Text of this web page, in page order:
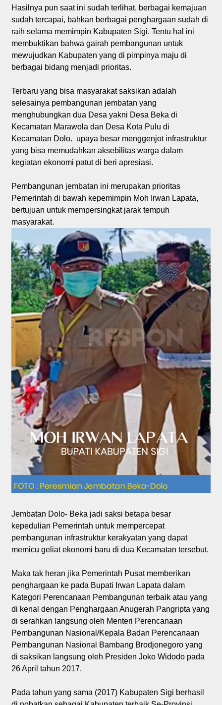
Hasilnya pun saat ini sudah terlihat, berbagai kemajuan
sudah tercapai, bahkan berbagai penghargaan sudah di
raih selama memimpin Kabupaten Sigi. Tentu hal ini
membuktikan bahwa gairah pembangunan untuk
mewujudkan Kabupaten yang di pimpinya maju di
berbagai bidang menjadi prioritas.
Terbaru yang bisa masyarakat saksikan adalah
selesainya pembangunan jembatan yang
menghubungkan dua Desa yakni Desa Beka di
Kecamatan Marawola dan Desa Kota Pulu di
Kecamatan Dolo. upaya besar menggenjot infrastruktur
yang bisa memudahkan aksebilitas warga dalam
kegiatan ekonomi patut di beri apresiasi.
Pembangunan jembatan ini merupakan prioritas
Pemerintah di bawah kepemimpin Moh Irwan Lapata,
bertujuan untuk mempersingkat jarak tempuh
masyarakat.
Jembatan Dolo- Beka jadi saksi betapa besar
kepedulian Pemerintah untuk mempercepat
pembangunan infrastruktur kerakyatan yang dapat
memicu geliat ekonomi baru di dua Kecamatan tersebut.
Maka tak heran jika Pemerintah Pusat memberikan
penghargaan ke pada Bupati Irwan Lapata dalam
Kategori Perencanaan Pembangunan terbaik atau yang
di kenal dengan Penghargaan Anugerah Pangripta yang
di serahkan langsung oleh Menteri Perencanaan
Pembangunan Nasional/Kepala Badan Perencanaan
Pembangunan Nasional Bambang Brodjonegoro yang
di saksikan langsung oleh Presiden Joko Widodo pada
26 April tahun 2017.
Pada tahun yang sama (2017) Kabupaten Sigi berhasil